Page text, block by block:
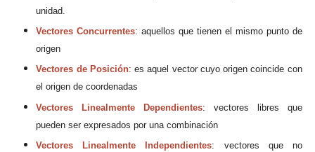
unidad.
Vectores Concurrentes: aquellos que tienen el mismo punto de
origen
Vectores de Posición: es aquel vector cuyo origen coincide con
el origen de coordenadas
Vectores Linealmente Dependientes: vectores libres que
pueden ser expresadospor unacombinación
Vectores Linealmente Independientes: vectores que no